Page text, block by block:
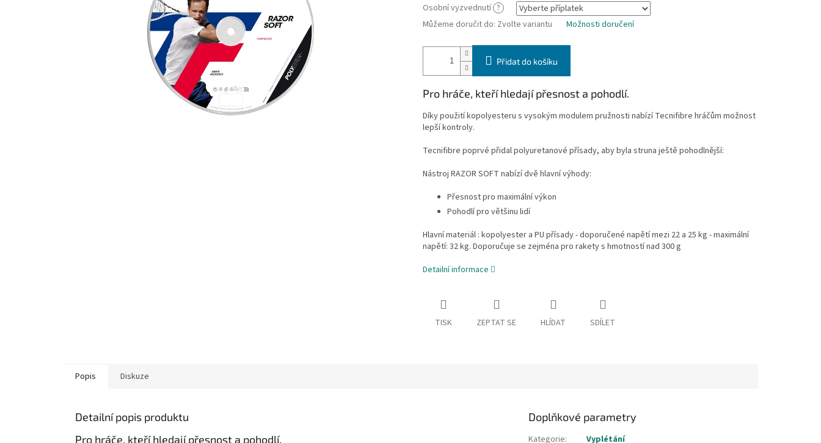
Osobní vyzvednutí ?
Můžeme doručit do: Zvolte variantu Možnosti doručení
Přidat do košíku
Pro hráče, kteří hledají přesnost a pohodlí.
Díky použití kopolyesteru s vysokým modulem pružnosti nabízí Tecnifibre hráčům možnost
lepší kontroly.
Tecnifibre poprvé přidal polyuretanové přísady, aby byla struna ještě pohodlnější:
Nástroj RAZOR SOFT nabízí dvě hlavní výhody:
Přesnost pro maximální výkon
Pohodlí pro většinu lidí
Hlavní materiál : kopolyester a PU přísady - doporučené napětí mezi 22 a 25 kg - maximální
napětí: 32 kg. Doporučuje se zejména pro rakety s hmotností nad 300 g
Detailní informace
TISK ZEPTAT SE HLÍDAT SDÍLET
Popis Diskuze
Detailní popis produktu
Pro hráče, kteří hledají přesnost a pohodlí.
Doplňkové parametry
Kategorie:
Vyplétání